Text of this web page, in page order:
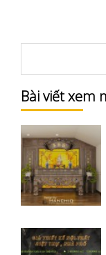
Bài viết xem